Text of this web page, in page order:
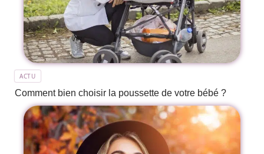
ACTU
Comment bien choisir la poussette de votre bébé ?